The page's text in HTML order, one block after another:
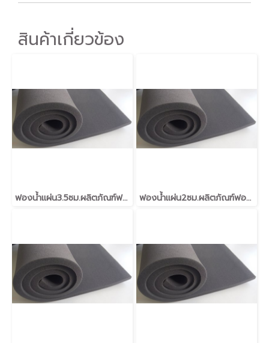
สินค้าเกี่ยวข้อง
ฟองน้ำแผ่น3.5ซม.ผลิตภัณฑ์ฟองน้ำวิทยาศาสตร์สำหรับงานอุตสาหกรรม ฟองน้ำแผ่น2ซม.ผลิตภัณฑ์ฟองน้ำวิทยาศาสตร์สำหรับงานอุตสาหกรรม